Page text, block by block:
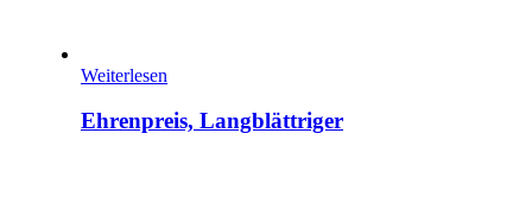
Weiterlesen
Ehrenpreis, Langblättriger